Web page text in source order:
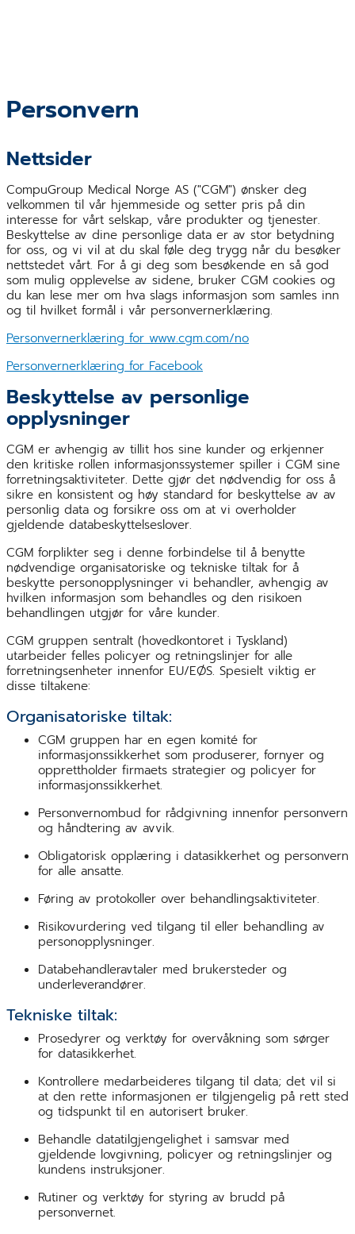
Personvern
Nettsider
CompuGroup Medical Norge AS ("CGM") ønsker deg
velkommen til vår hjemmeside og setter pris på din
interesse for vårt selskap, våre produkter og tjenester.
Beskyttelse av dine personlige data er av stor betydning
for oss, og vi vil at du skal føle deg trygg når du besøker
nettstedet vårt. For å gi deg som besøkende en så god
som mulig opplevelse av sidene, bruker CGM cookies og
du kan lese mer om hva slags informasjon som samles inn
og til hvilket formål i vår personvernerklæring.
Personvernerklæring for www.cgm.com/no
Personvernerklæring for Facebook
Beskyttelse av personlige
opplysninger
CGM er avhengig av tillit hos sine kunder og erkjenner
den kritiske rollen informasjonssystemer spiller i CGM sine
forretningsaktiviteter. Dette gjør det nødvendig for oss å
sikre en konsistent og høy standard for beskyttelse av av
personlig data og forsikre oss om at vi overholder
gjeldende databeskyttelseslover.
CGM forplikter seg i denne forbindelse til å benytte
nødvendige organisatoriske og tekniske tiltak for å
beskytte personopplysninger vi behandler, avhengig av
hvilken informasjon som behandles og den risikoen
behandlingen utgjør for våre kunder.
CGM gruppen sentralt (hovedkontoret i Tyskland)
utarbeider felles policyer og retningslinjer for alle
forretningsenheter innenfor EU/EØS. Spesielt viktig er
disse tiltakene:
Organisatoriske tiltak:
CGM gruppen har en egen komité for
informasjonssikkerhet som produserer, fornyer og
opprettholder firmaets strategier og policyer for
informasjonssikkerhet.
Personvernombud for rådgivning innenfor personvern
og håndtering av avvik.
Obligatorisk opplæring i datasikkerhet og personvern
for alle ansatte.
Føring av protokoller over behandlingsaktiviteter.
Risikovurdering ved tilgang til eller behandling av
personopplysninger.
Databehandleravtaler med brukersteder og
underleverandører.
Tekniske tiltak:
Prosedyrer og verktøy for overvåkning som sørger
for datasikkerhet.
Kontrollere medarbeideres tilgang til data; det vil si
at den rette informasjonen er tilgjengelig på rett sted
og tidspunkt til en autorisert bruker.
Behandle datatilgjengelighet i samsvar med
gjeldende lovgivning, policyer og retningslinjer og
kundens instruksjoner.
Rutiner og verktøy for styring av brudd på
personvernet.